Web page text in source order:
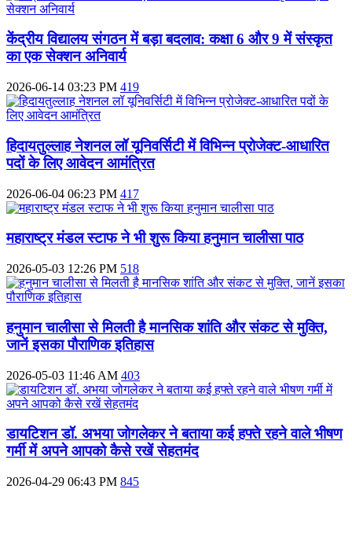
केंद्रीय विद्यालय संगठन में बड़ा बदलाव: कक्षा 6 और 9 में संस्कृत
का एक सेक्शन अनिवार्य
2026-06-14 03:23 PM 419
हिदायतुल्लाह नेशनल लॉ यूनिवर्सिटी में विभिन्न प्रोजेक्ट-आधारित
पदों के लिए आवेदन आमंत्रित
2026-06-04 06:23 PM 417
महाराष्ट्र मंडल स्टाफ ने भी शुरू किया हनुमान चालीसा पाठ
2026-05-03 12:26 PM 518
हनुमान चालीसा से मिलती है मानसिक शांति और संकट से मुक्ति,
जानें इसका पौराणिक इतिहास
2026-05-03 11:46 AM 403
डायटिशन डॉ. अभया जोगलेकर ने बताया कई हफ्ते रहने वाले भीषण
गर्मी में अपने आपको कैसे रखें सेहतमंद
2026-04-29 06:43 PM 845